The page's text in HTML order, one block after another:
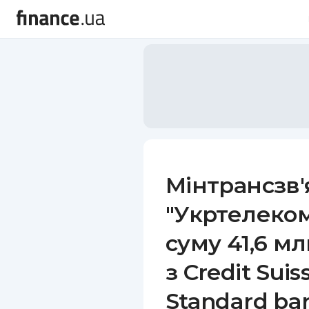
суму 41,6
з Credit
Standard